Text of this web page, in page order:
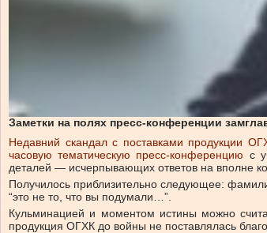
Заметки на полях пресс-конференции
Недавний скандал с поставками продукции
часовую тематическую пресс-конференцию с
деталей — исчерпывающих ответов на вполне
Получилось приблизительно следующее:
“это не то, что вы подумали…”.
Кульминацией и моментом истины можно
продукция ОГХК до войны не поставлялась